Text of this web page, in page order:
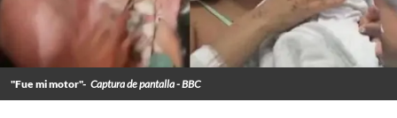
"Fue mi motor"- Captura de pantalla - BBC